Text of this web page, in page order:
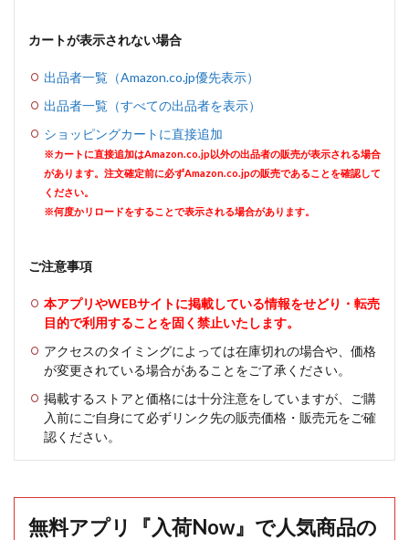
カートが表示されない場合
出品者一覧（Amazon.co.jp優先表示）
出品者一覧（すべての出品者を表示）
ショッピングカートに直接追加
※カートに直接追加はAmazon.co.jp以外の出品者の販売が表示される場合
があります。注文確定前に必ずAmazon.co.jpの販売であることを確認して
ください。
※何度かリロードをすることで表示される場合があります。
ご注意事項
本アプリやWEBサイトに掲載している情報をせどり・転売
目的で利用することを固く禁止いたします。
アクセスのタイミングによっては在庫切れの場合や、価格
が変更されている場合があることをご了承ください。
掲載するストアと価格には十分注意をしていますが、ご購
入前にご自身にて必ずリンク先の販売価格・販売元をご確
認ください。
無料アプリ『入荷Now』で人気商品の